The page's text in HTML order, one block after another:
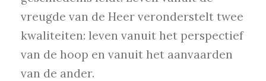
vreugde van de Heer veronderstelt twee
kwaliteiten: leven vanuit het perspectief
van de hoop en vanuit het aanvaarden
van de ander.